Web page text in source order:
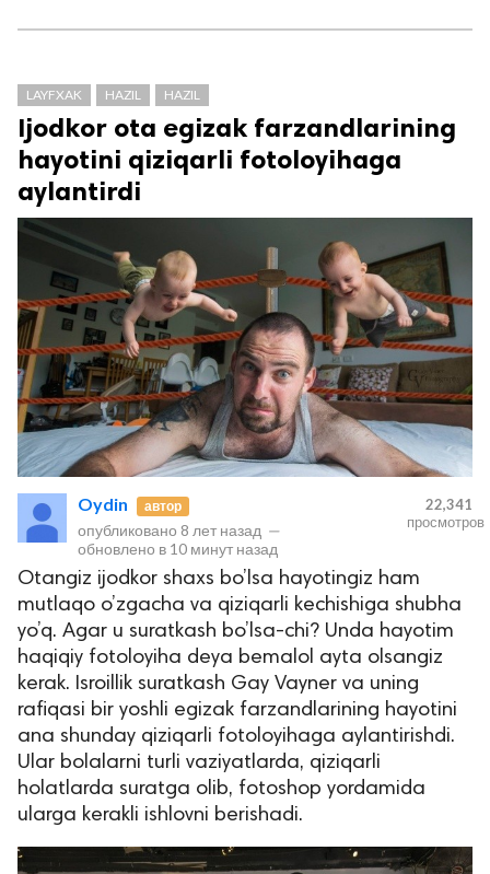
LAYFXAK HAZIL HAZIL
Ijodkor ota egizak farzandlarining
hayotini qiziqarli fotoloyihaga
aylantirdi
Oydin автор
опубликовано 8 лет назад —
обновлено в 10 минут назад
22,341
просмотров
Otangiz ijodkor shaxs bo’lsa hayotingiz ham
mutlaqo o’zgacha va qiziqarli kechishiga shubha
yo’q. Agar u suratkash bo’lsa-chi? Unda hayotim
haqiqiy fotoloyiha deya bemalol ayta olsangiz
kerak. Isroillik suratkash Gay Vayner va uning
rafiqasi bir yoshli egizak farzandlarining hayotini
ana shunday qiziqarli fotoloyihaga aylantirishdi.
Ular bolalarni turli vaziyatlarda, qiziqarli
holatlarda suratga olib, fotoshop yordamida
ularga kerakli ishlovni berishadi.